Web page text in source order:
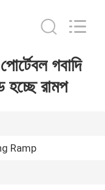
গবাদি
হচ্ছে রামপ
Ramp